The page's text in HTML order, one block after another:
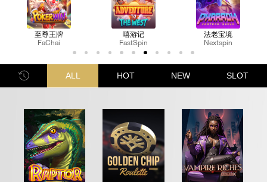
彩票 扑克 真人娱乐 体育博彩
嘻游记
FastSpin
法老宝境
Nextspin
皇家猫咪
FastSpin
ALL HOT NEW SLOT